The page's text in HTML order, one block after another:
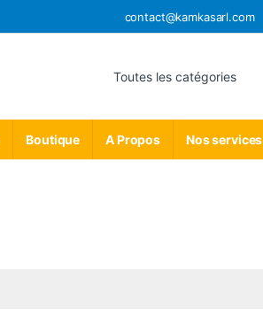
contact@kamkasarl.com
Boutique A Propos Nos services